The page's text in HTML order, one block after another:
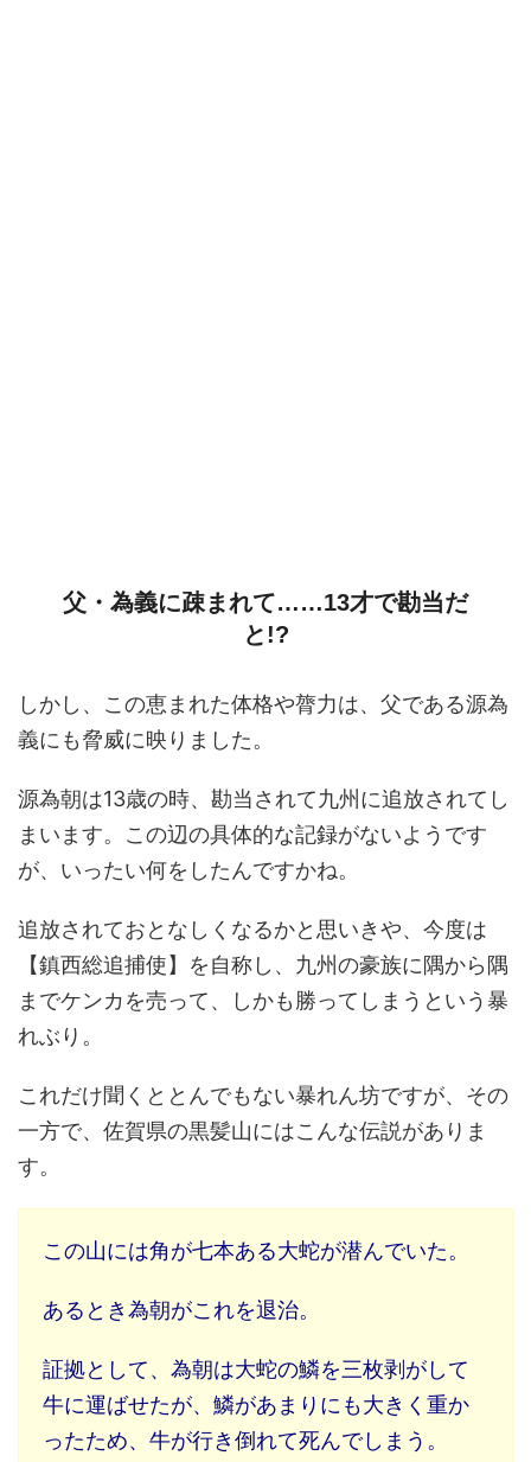
父・為義に疎まれて……13才で勘当だ
と!?
しかし、この恵まれた体格や膂力は、父である源為
義にも脅威に映りました。
源為朝は13歳の時、勘当されて九州に追放されてし
まいます。この辺の具体的な記録がないようです
が、いったい何をしたんですかね。
追放されておとなしくなるかと思いきや、今度は
【鎮西総追捕使】を自称し、九州の豪族に隅から隅
までケンカを売って、しかも勝ってしまうという暴
れぶり。
これだけ聞くととんでもない暴れん坊ですが、その
一方で、佐賀県の黒髪山にはこんな伝説がありま
す。
この山には角が七本ある大蛇が潜んでいた。
あるとき為朝がこれを退治。
証拠として、為朝は大蛇の鱗を三枚剥がして
牛に運ばせたが、鱗があまりにも大きく重か
ったため、牛が行き倒れて死んでしまう。